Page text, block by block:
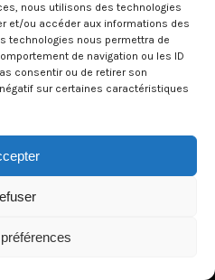
nous utilisons des technologies
et/ou accéder aux informations des
technologies nous permettra de
de navigation ou les ID
consentir ou de retirer son
sur certaines caractéristiques
published under this tag.